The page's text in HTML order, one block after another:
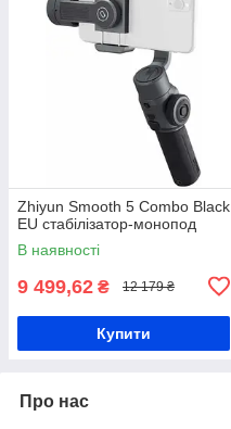
Zhiyun Smooth 5 Combo Black
EU стабілізатор-монопод
В наявності
9 499,62 ₴ 12 179 ₴
Купити
Про нас